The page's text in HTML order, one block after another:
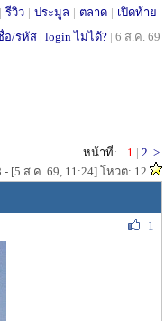
| รีวิว | ประมูล | ตลาด | เปิดท้าย
อ/รหัส | login ไม่ได้? | 6 ส.ค. 69
หน้าที่: 1 | 2 >
[5 ส.ค. 69, 11:24] โหวต: 12
1